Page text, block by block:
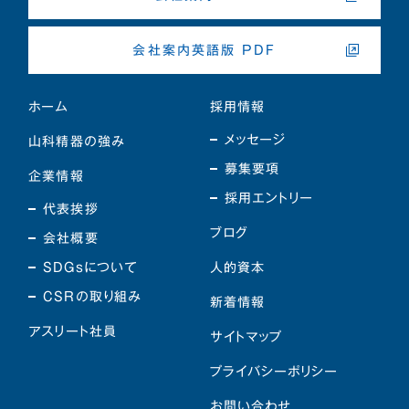
会社案内英語版 PDF
ホーム
山科精器の強み
企業情報
代表挨拶
会社概要
SDGsについて
CSRの取り組み
アスリート社員
採用情報
メッセージ
募集要項
採用エントリー
ブログ
人的資本
新着情報
サイトマップ
プライバシーポリシー